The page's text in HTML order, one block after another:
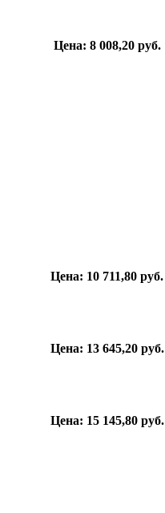
Цена: 8 008,20 руб.
Цена: 10 711,80 руб.
Цена: 13 645,20 руб.
Цена: 15 145,80 руб.